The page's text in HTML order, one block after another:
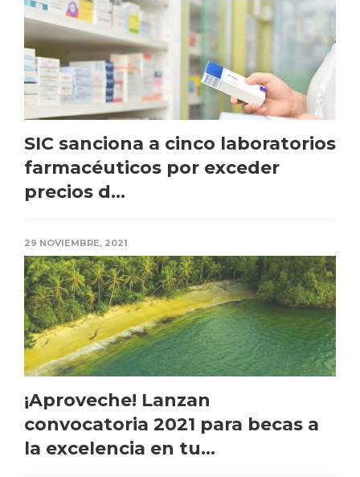
SIC sanciona a cinco laboratorios
farmacéuticos por exceder
precios d...
29 NOVIEMBRE, 2021
¡Aproveche! Lanzan
convocatoria 2021 para becas a
la excelencia en tu...